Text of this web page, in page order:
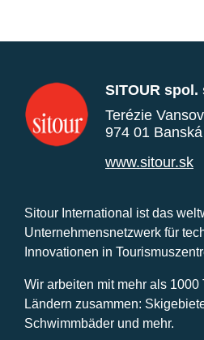
SITOUR spol.
Terézie
974 01
www.sitour.sk
Sitour International ist das
Unternehmensnetzwerk für
Innovationen in
Wir arbeiten mit mehr als 1000
Ländern zusammen:
Schwimmbäder und mehr.